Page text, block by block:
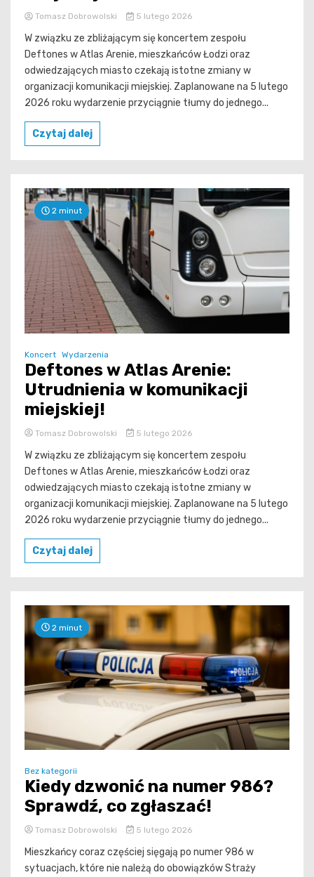
Tomasz Dobrowolski 5 lutego 2026
W związku ze zbliżającym się koncertem zespołu
Deftones w Atlas Arenie, mieszkańców Łodzi oraz
odwiedzających miasto czekają istotne zmiany w
organizacji komunikacji miejskiej. Zaplanowane na 5 lutego
2026 roku wydarzenie przyciągnie tłumy do jednego...
Czytaj dalej
2 minut
Koncert Wydarzenia
Deftones w Atlas Arenie:
Utrudnienia w komunikacji
miejskiej!
Tomasz Dobrowolski 5 lutego 2026
W związku ze zbliżającym się koncertem zespołu
Deftones w Atlas Arenie, mieszkańców Łodzi oraz
odwiedzających miasto czekają istotne zmiany w
organizacji komunikacji miejskiej. Zaplanowane na 5 lutego
2026 roku wydarzenie przyciągnie tłumy do jednego...
Czytaj dalej
2 minut
Bez kategorii
Kiedy dzwonić na numer 986?
Sprawdź, co zgłaszać!
Tomasz Dobrowolski 5 lutego 2026
Mieszkańcy coraz częściej sięgają po numer 986 w
sytuacjach, które nie należą do obowiązków Straży